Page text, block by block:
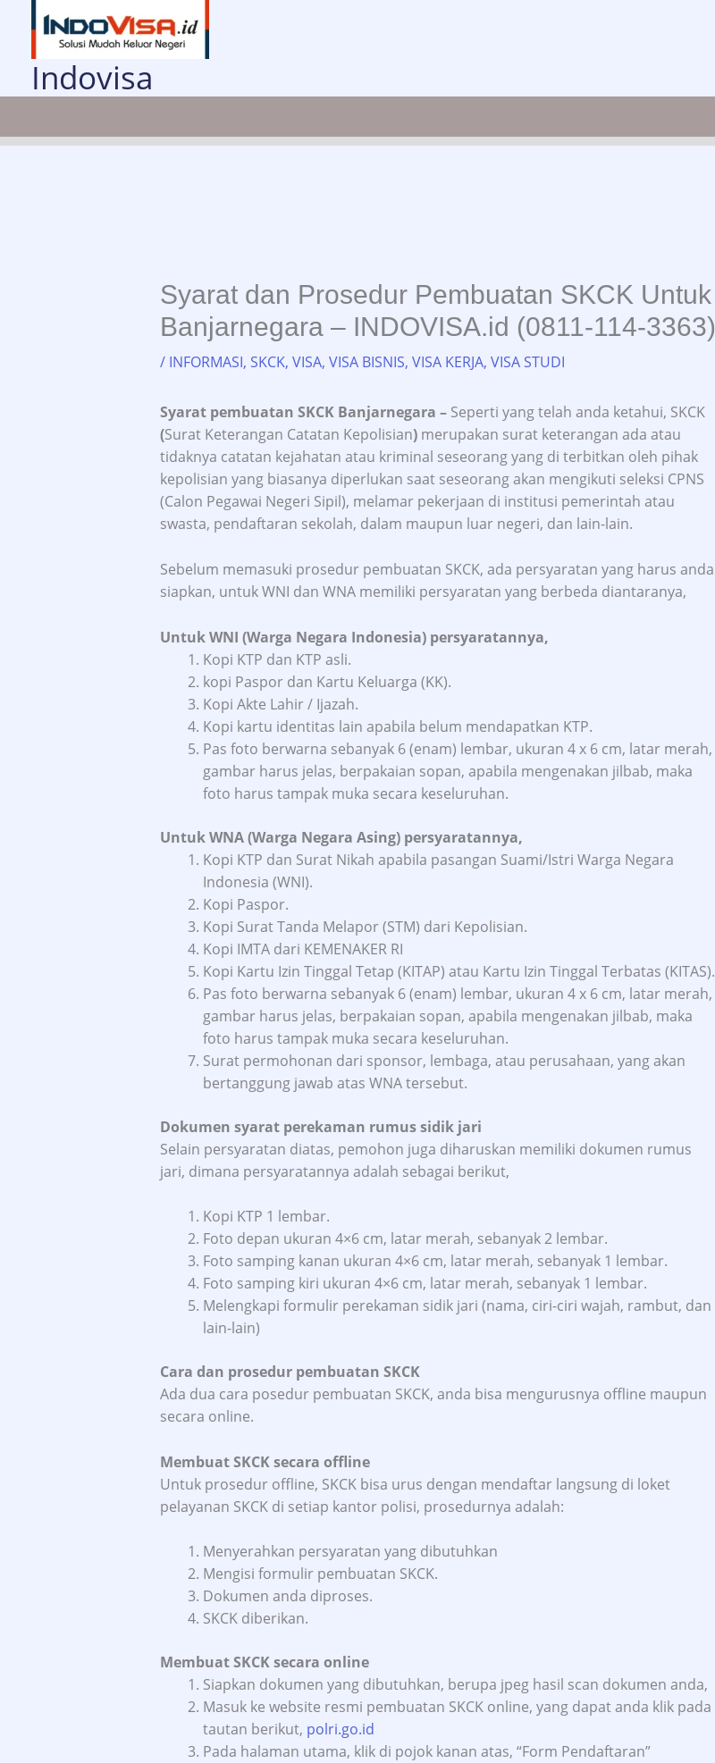
konten
Indovisa
Syarat dan Prosedur Pembuatan SKCK Untuk
Banjarnegara – INDOVISA.id (0811-114-3363)
/ INFORMASI, SKCK, VISA, VISA BISNIS, VISA KERJA, VISA STUDI
Syarat pembuatan SKCK Banjarnegara – Seperti yang telah anda ketahui, SKCK
(Surat Keterangan Catatan Kepolisian)merupakan surat keterangan ada atau
tidaknya catatan kejahatan atau kriminal seseorang yang di terbitkan oleh pihak
kepolisian yang biasanya diperlukan saat seseorang akan mengikuti seleksi CPNS
(Calon Pegawai Negeri Sipil), melamar pekerjaan di institusi pemerintah atau
swasta, pendaftaran sekolah, dalam maupun luar negeri, dan lain-lain.
Sebelum memasuki prosedur pembuatan SKCK, ada persyaratan yang harus anda
siapkan, untuk WNI dan WNA memiliki persyaratan yang berbeda diantaranya,
Untuk WNI (Warga Negara Indonesia) persyaratannya,
Kopi KTP dan KTP asli.
kopi Paspor dan Kartu Keluarga (KK).
Kopi Akte Lahir / Ijazah.
Kopi kartu identitas lain apabila belum mendapatkan KTP.
Pas foto berwarna sebanyak 6 (enam) lembar, ukuran 4 x 6 cm, latar merah,
gambar harus jelas, berpakaian sopan, apabila mengenakan jilbab, maka
foto harus tampak muka secara keseluruhan.
Untuk WNA (Warga Negara Asing) persyaratannya,
Kopi KTP dan Surat Nikah apabila pasangan Suami/Istri Warga Negara
Indonesia (WNI).
Kopi Paspor.
Kopi Surat Tanda Melapor (STM) dari Kepolisian.
Kopi IMTA dari KEMENAKER RI
Kopi Kartu Izin Tinggal Tetap (KITAP) atau Kartu Izin Tinggal Terbatas (KITAS).
Pas foto berwarna sebanyak 6 (enam) lembar, ukuran 4 x 6 cm, latar merah,
gambar harus jelas, berpakaian sopan, apabila mengenakan jilbab, maka
foto harus tampak muka secara keseluruhan.
Surat permohonan dari sponsor, lembaga, atau perusahaan, yang akan
bertanggung jawab atas WNA tersebut.
Dokumen syarat perekaman rumus sidik jari
Selain persyaratan diatas, pemohon juga diharuskan memiliki dokumen rumus
jari, dimana persyaratannya adalah sebagai berikut,
Kopi KTP 1 lembar.
Foto depan ukuran 4×6 cm, latar merah, sebanyak 2 lembar.
Foto samping kanan ukuran 4×6 cm, latar merah, sebanyak 1 lembar.
Foto samping kiri ukuran 4×6 cm, latar merah, sebanyak 1 lembar.
Melengkapi formulir perekaman sidik jari (nama, ciri-ciri wajah, rambut, dan
lain-lain)
Cara dan prosedur pembuatan SKCK
Ada dua cara posedur pembuatan SKCK, anda bisa mengurusnya offline maupun
secara online.
Membuat SKCK secara offline
Untuk prosedur offline, SKCK bisa urus dengan mendaftar langsung di loket
pelayanan SKCK di setiap kantor polisi, prosedurnya adalah:
Menyerahkan persyaratan yang dibutuhkan
Mengisi formulir pembuatan SKCK.
Dokumen anda diproses.
SKCK diberikan.
Membuat SKCK secara online
Siapkan dokumen yang dibutuhkan, berupa jpeg hasil scan dokumen anda,
Masuk ke website resmi pembuatan SKCK online, yang dapat anda klik pada
tautan berikut, polri.go.id
Pada halaman utama, klik di pojok kanan atas, “Form Pendaftaran”